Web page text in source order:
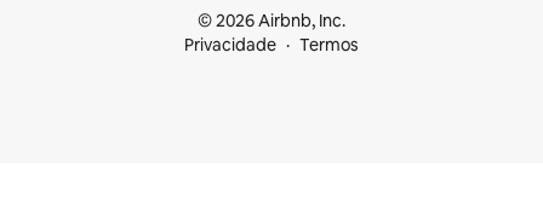
© 2026 Airbnb, Inc.
Privacidade
Termos